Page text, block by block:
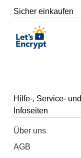
Sicher einkaufen
Hilfe-, Service- und
Infoseiten
Über uns
AGB